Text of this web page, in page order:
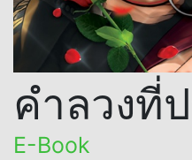
คำลวงที่
E-Book